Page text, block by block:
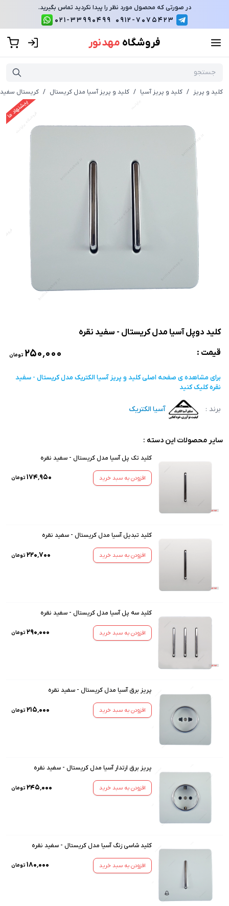
در صورتی که محصول مورد نظر را پیدا نکردید تماس بگیرید.
0912-7075423
021-33990499
فروشگاه مهد نور
کلید و پریز / کلید و پریز آسیا / کلید و پریز آسیا مدل کریستال / کریستال سفید
پیشنهاد ما
کلید دوپل آسیا مدل کریستال - سفید نقره
قیمت :
۲۵۰٬۰۰۰ تومان
برای مشاهده ی صفحه اصلیکلید و پریز آسیا الکتریک مدل کریستال - سفید
نقرهکلیک کنید
برند : آسیا الکتریک
سایر محصولات این دسته :
کلید تک پل آسیا مدل کریستال - سفید نقره
افزودن به سبد خرید ۱۷۴٬۹۵۰ تومان
کلید تبدیل آسیا مدل کریستال - سفید نقره
افزودن به سبد خرید ۲۲۰٬۷۰۰ تومان
کلید سه پل آسیا مدل کریستال - سفید نقره
افزودن به سبد خرید ۲۹۰٬۰۰۰ تومان
پریز برق آسیا مدل کریستال - سفید نقره
افزودن به سبد خرید ۲۱۵٬۰۰۰ تومان
پریز برق ارتدار آسیا مدل کریستال - سفید نقره
افزودن به سبد خرید ۲۴۵٬۰۰۰ تومان
کلید شاسی زنگ آسیا مدل کریستال - سفید نقره
افزودن به سبد خرید ۱۸۰٬۰۰۰ تومان